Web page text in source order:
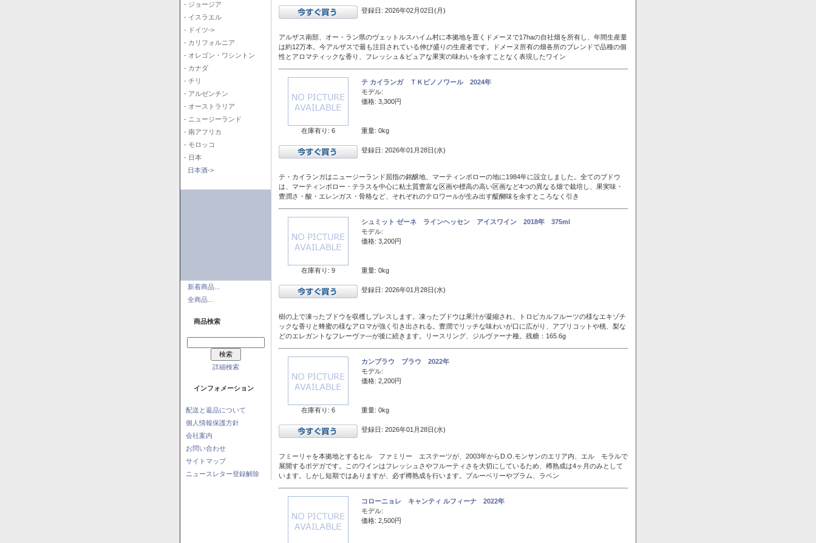
- ジョージア
- イスラエル
- ドイツ->
- カリフォルニア
- オレゴン・ワシントン
- カナダ
- チリ
- アルゼンチン
- オーストラリア
- ニュージーランド
- 南アフリカ
- モロッコ
- 日本
日本酒->
新着商品...
全商品...
商品検索
詳細検索
インフォメーション
配送と返品について
個人情報保護方針
会社案内
お問い合わせ
サイトマップ
ニュースレター登録解除
登録日: 2026年02月02日(月)
アルザス南部、オー・ラン県のヴェットルスハイム村に本拠地を置くドメーヌで17haの自社畑を所有し、年間生産量
は約12万本。今アルザスで最も注目されている伸び盛りの生産者です。ドメーヌ所有の畑各所のブレンドで品種の個
性とアロマティックな香り、フレッシュ＆ピュアな果実の味わいを余すことなく表現したワイン
在庫有り: 6
テ カイランガ ＴＫピノノワール 2024年
モデル:
価格: 3,300円
重量: 0kg
登録日: 2026年01月28日(水)
テ・カイランガはニュージーランド屈指の銘醸地、マーティンボローの地に1984年に設立しました。全てのブドウ
は、マーティンボロー・テラスを中心に粘土質豊富な区画や標高の高い区画など4つの異なる畑で栽培し、果実味・
豊潤さ・酸・エレンガス・骨格など、それぞれのテロワールが生み出す醍醐味を余すところなく引き
在庫有り: 9
シュミット ゼーネ ラインヘッセン アイスワイン 2018年 375ml
モデル:
価格: 3,200円
重量: 0kg
登録日: 2026年01月28日(水)
樹の上で凍ったブドウを収穫しプレスします。凍ったブドウは果汁が凝縮され、トロピカルフルーツの様なエキゾチ
ックな香りと蜂蜜の様なアロマが強く引き出される。豊潤でリッチな味わいが口に広がり、アプリコットや桃、梨な
どのエレガントなフレーヴァ―が後に続きます。リースリング、ジルヴァーナ種。残糖：165.6g
在庫有り: 6
カンブラウ ブラウ 2022年
モデル:
価格: 2,200円
重量: 0kg
登録日: 2026年01月28日(水)
フミーリャを本拠地とするヒル ファミリー エステーツが、2003年からD.O.モンサンのエリア内、エル モラルで
展開するボデガです。このワインはフレッシュさやフルーティさを大切にしているため、樽熟成は4ヶ月のみとして
います。しかし短期ではありますが、必ず樽熟成を行います。ブルーベリーやプラム、ラベン
コローニョレ キャンティ ルフィーナ 2022年
モデル:
価格: 2,500円